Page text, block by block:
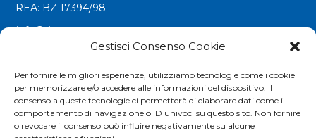
Gestisci Consenso Cookie
Per fornire le migliori esperienze, utilizziamo tecnologie come i cookie
per memorizzare e/o accedere alle informazioni del dispositivo. Il
consenso a queste tecnologie ci permetterà di elaborare dati come il
comportamento di navigazione o ID univoci su questo sito. Non fornire
o revocare il consenso può influire negativamente su alcune
REA: BZ 17394/98
info@riwega.com
riwega@legalmail.it
Fax. +39 0471 827555